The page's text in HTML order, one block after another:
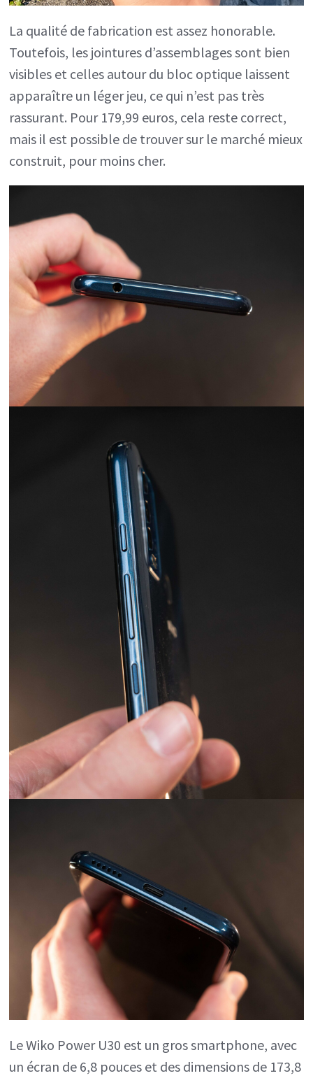
La qualité de fabrication est assez honorable.
Toutefois, les jointures d’assemblages sont bien
visibles et celles autour du bloc optique laissent
apparaître un léger jeu, ce qui n’est pas très
rassurant. Pour 179,99 euros, cela reste correct,
mais il est possible de trouver sur le marché mieux
construit, pour moins cher.
Le Wiko Power U30 est un gros smartphone, avec
un écran de 6,8 pouces et des dimensions de 173,8